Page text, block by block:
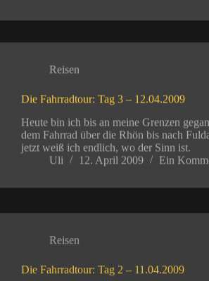
Reisen
Die Fahrradtour: Tag 3 – 12.04.2009
Heute bin ich bis an meine Grenzen
dem Fahrrad über die Rhön bis nach
jetzt weiß ich endlich, wo der Sinn ist.
Uli
12. April 2009 Ein
Reisen
Die Fahrradtour: Tag 2 – 11.04.2009